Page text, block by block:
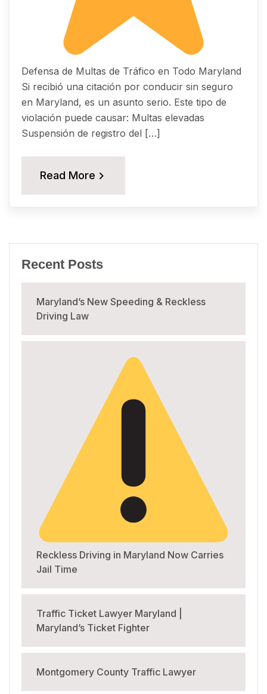
Defensa de Multas de Tráfico en Todo Maryland
Si recibió una citación por conducir sin seguro
en Maryland, es un asunto serio. Este tipo de
violación puede causar: Multas elevadas
Suspensión de registro del […]
Read More
Recent Posts
Maryland’s New Speeding & Reckless
Driving Law
Reckless Driving in Maryland Now Carries
Jail Time
Traffic Ticket Lawyer Maryland |
Maryland’s Ticket Fighter
Montgomery County Traffic Lawyer